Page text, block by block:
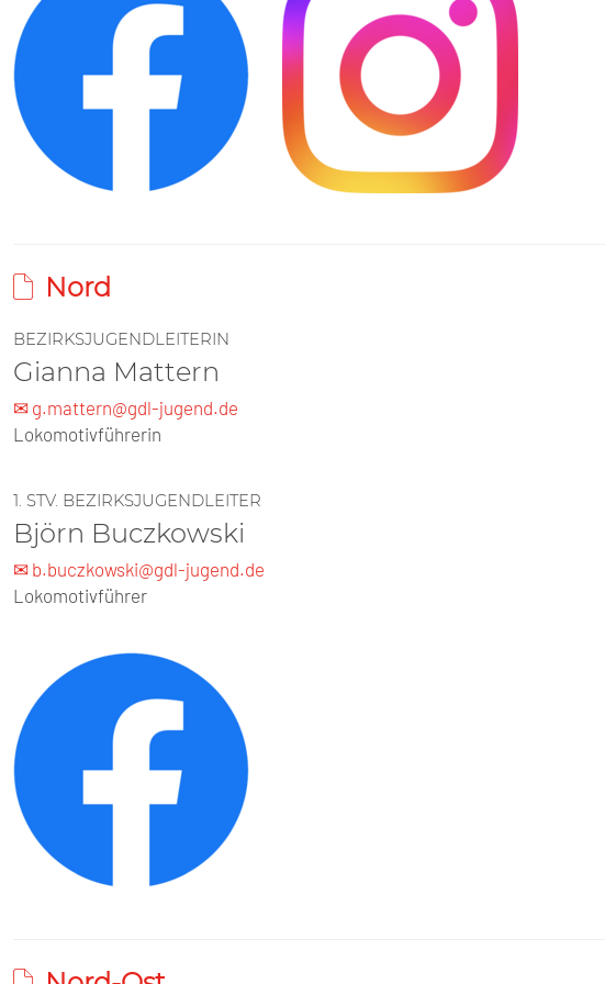
Nord
BEZIRKSJUGENDLEITERIN
Gianna Mattern
✉ g.mattern@gdl-jugend.de
Lokomotivführerin
1. STV. BEZIRKSJUGENDLEITER
Björn Buczkowski
✉ b.buczkowski@gdl-jugend.de
Lokomotivführer